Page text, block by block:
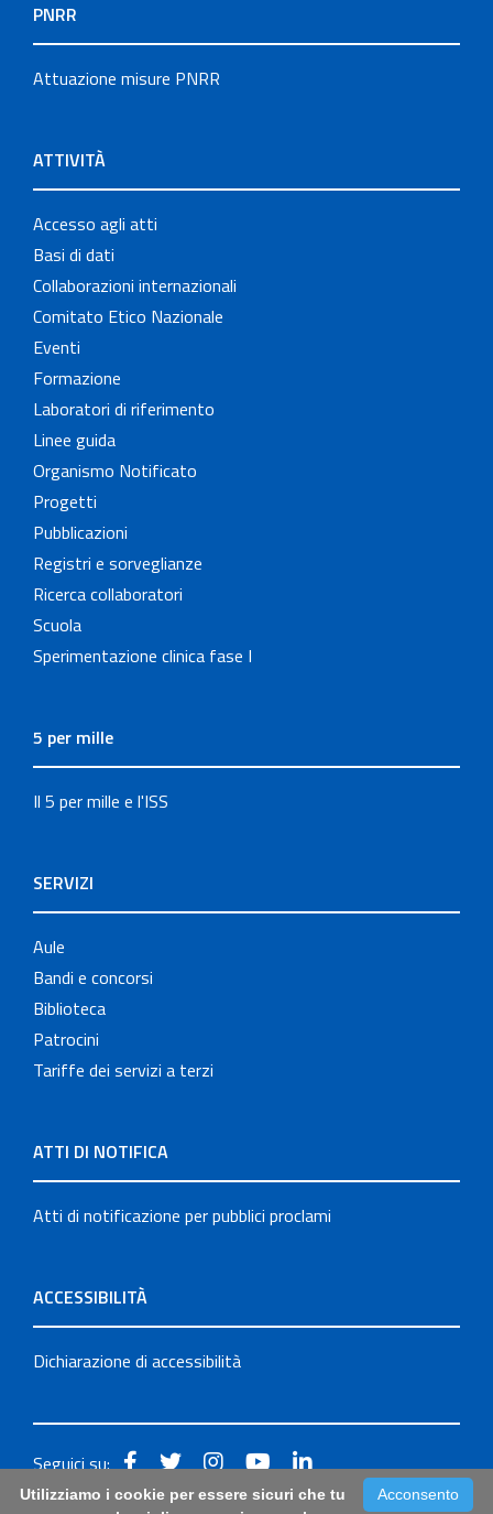
PNRR
Attuazione misure PNRR
ATTIVITÀ
Accesso agli atti
Basi di dati
Collaborazioni internazionali
Comitato Etico Nazionale
Eventi
Formazione
Laboratori di riferimento
Linee guida
Organismo Notificato
Progetti
Pubblicazioni
Registri e sorveglianze
Ricerca collaboratori
Scuola
Sperimentazione clinica fase I
5 per mille
Il 5 per mille e l'ISS
SERVIZI
Aule
Bandi e concorsi
Biblioteca
Patrocini
Tariffe dei servizi a terzi
ATTI DI NOTIFICA
Atti di notificazione per pubblici proclami
ACCESSIBILITÀ
Dichiarazione di accessibilità
Seguici su:
Acconsento
Utilizziamo i cookie per essere sicuri che tu